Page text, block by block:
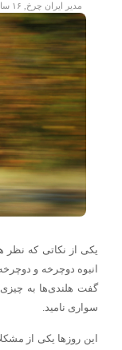
مدیر ایران چرخ ۱۶ سال قبل
یکی از نکاتی که نظر
انبوه دوچرخه و
گفت هلندی‌ها به
سواری نامید.
این روزها یکی از